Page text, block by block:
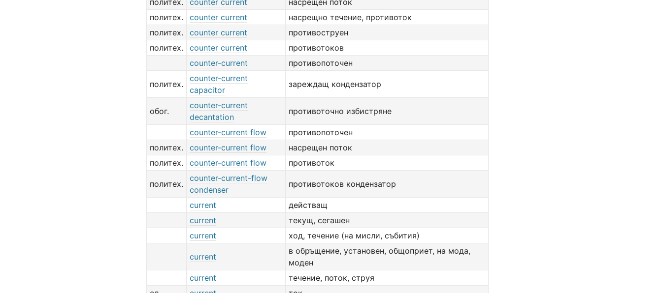
политех.
counter current
насрещен поток
политех.
counter current
насрещно течение, противоток
политех.
counter current
противоструен
политех.
counter current
противотоков
counter-current
противопоточен
политех.
counter-current
capacitor
зареждащ кондензатор
обог.
counter-current
decantation
противоточно избистряне
counter-current flow
противопоточен
политех.
counter-current flow
насрещен поток
политех.
counter-current flow противоток
политех.
counter-current-flow
condenser
противотоков кондензатор
current
действащ
current
текущ, сегашен
current
ход, течение (на мисли, събития)
current
в обръщение, установен, общоприет, на мода,
моден
current
течение, поток, струя